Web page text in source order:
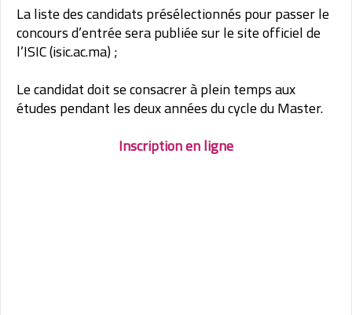
La liste des candidats présélectionnés pour passer le
concours d’entrée sera publiée sur le site officiel de
l’ISIC (isic.ac.ma) ;
Le candidat doit se consacrer à plein temps aux
études pendant les deux années du cycle du Master.
Inscription en ligne